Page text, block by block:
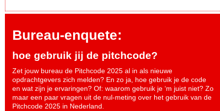
Bureau-enquete:
hoe gebruik jij de pitchcode?
Zet jouw bureau de Pitchcode 2025 al in als nieuwe
opdrachtgevers zich melden? En zo ja, hoe gebruik je de code
en wat zijn je ervaringen? Of: waarom gebruik je ‘m juist niet? Zo
maar een paar vragen uit de nul-meting over het gebruik van de
Pitchcode 2025 in Nederland.